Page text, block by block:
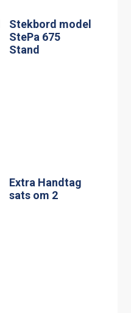
Extra Handtag
sats om 2
Adresskorthålla
re A4